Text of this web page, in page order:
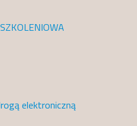
elektroniczną